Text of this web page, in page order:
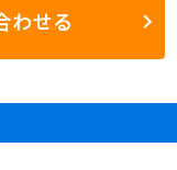
わせる